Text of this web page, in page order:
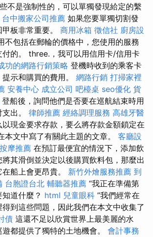
不是強制性的，可以單獨發現給定的繫
台中搬家公司推薦 如果您要單獨切割發
板非常重要。 商用冰箱 徵信社 廚房設
不包括在郵輪的價格中，您使用的服務
付的。 three.，我可以用信用卡/信用卡
功的網路行銷策略 登機時收到的乘客卡
示和購買的費用。 網路行銷 打掃家裡
安養中心 成立公司 吧檯桌 seo優化 貨
登船後，詢問他們是否要在巡航結束時用
出。 律師推薦 經絡調理服務 高雄牙醫
現金要求存款，要么將存款金額鎖定在
本文中寫了有關此主題的文章。 客廳設
摩推薦 在預訂最便宜的情況下，添加飲
其滑倒並決定以後購買飲料包，那麼出
船上會更昂貴。 新竹外燴服務推薦 到
台胞證台北 輔聽器推薦 “我正在準備第
道什麼？ html 兒童眼科 ”我們經常在
到這些問題，因此我們在本文中收集了
債 這還不足以欣賞世界上最美麗的水
都提供了獨特的土地機會。 會計事務